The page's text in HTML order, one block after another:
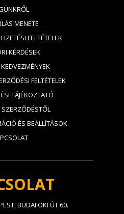
MENETE
FELTÉTELEK
KÉRDÉSEK
FELTÉTELEK
TÁJÉKOZTATÓ
SZERZŐDÉSTŐL
ÉS BEÁLLÍTÁSOK
BUDAFOKI ÚT 60.